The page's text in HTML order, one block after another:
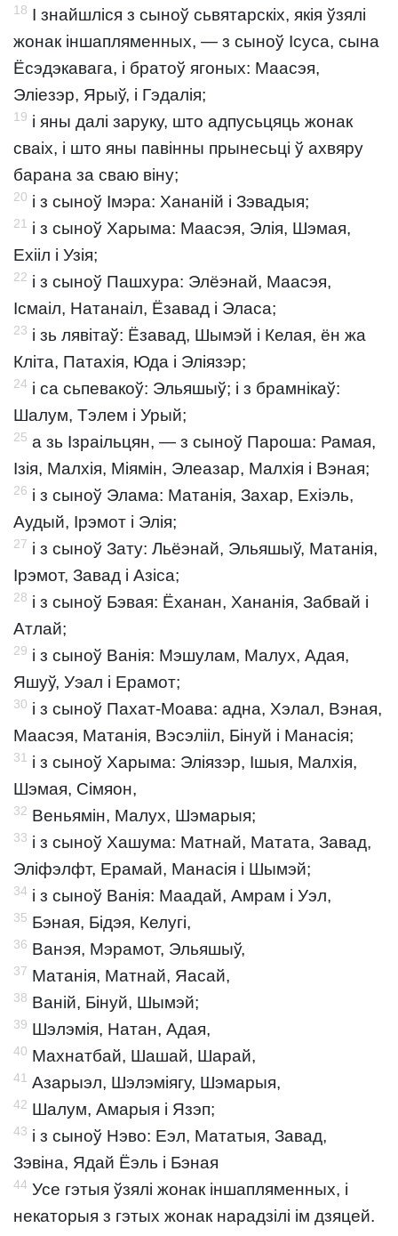
18 І знайшліся з сыноў сьвятарскіх, якія ўзялі
жонак іншапляменных, — з сыноў Ісуса, сына
Ёсэдэкавага, і братоў ягоных: Маасэя,
Эліезэр, Ярыў, і Гэдалія;
19 і яны далі заруку, што адпусьцяць жонак
сваіх, і што яны павінны прынесьці ў ахвяру
барана за сваю віну;
20 і з сыноў Імэра: Хананій і Зэвадыя;
21 і з сыноў Харыма: Маасэя, Элія, Шэмая,
Ехііл і Узія;
22 і з сыноў Пашхура: Элёэнай, Маасэя,
Ісмаіл, Натанаіл, Ёзавад і Эласа;
23 і зь лявітаў: Ёзавад, Шымэй і Келая, ён жа
Кліта, Патахія, Юда і Эліязэр;
24 і са сьпевакоў: Эльяшыў; і з брамнікаў:
Шалум, Тэлем і Урый;
25 а зь Ізраільцян, — з сыноў Пароша: Рамая,
Ізія, Малхія, Міямін, Элеазар, Малхія і Вэная;
26 і з сыноў Элама: Матанія, Захар, Ехіэль,
Аудый, Ірэмот і Элія;
27 і з сыноў Зату: Льёэнай, Эльяшыў, Матанія,
Ірэмот, Завад і Азіса;
28 і з сыноў Бэвая: Ёханан, Хананія, Забвай і
Атлай;
29 і з сыноў Ванія: Мэшулам, Малух, Адая,
Яшуў, Уэал і Ерамот;
30 і з сыноў Пахат-Моава: адна, Хэлал, Вэная,
Маасэя, Матанія, Вэсэлііл, Бінуй і Манасія;
31 і з сыноў Харыма: Эліязэр, Ішыя, Малхія,
Шэмая, Сімяон,
32 Веньямін, Малух, Шэмарыя;
33 і з сыноў Хашума: Матнай, Матата, Завад,
Эліфэлфт, Ерамай, Манасія і Шымэй;
34 і з сыноў Ванія: Маадай, Амрам і Уэл,
35 Бэная, Бідэя, Келугі,
36 Ванэя, Мэрамот, Эльяшыў,
37 Матанія, Матнай, Яасай,
38 Ваній, Бінуй, Шымэй;
39 Шэлэмія, Натан, Адая,
40 Махнатбай, Шашай, Шарай,
41 Азарыэл, Шэлэміягу, Шэмарыя,
42 Шалум, Амарыя і Язэп;
43 і з сыноў Нэво: Еэл, Мататыя, Завад,
Зэвіна, Ядай Ёэль і Бэная
44 Усе гэтыя ўзялі жонак іншапляменных, і
некаторыя з гэтых жонак нарадзілі ім дзяцей.